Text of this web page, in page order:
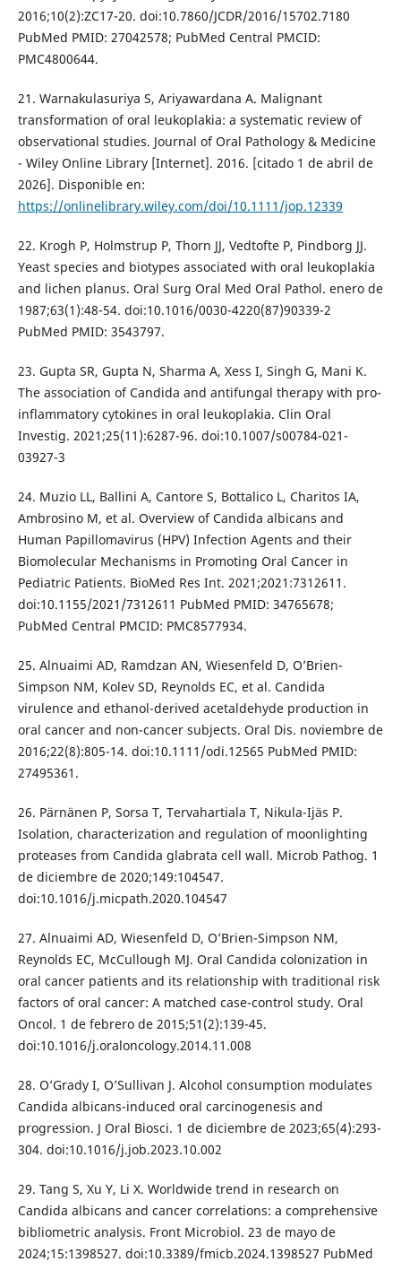
2016;10(2):ZC17-20. doi:10.7860/JCDR/2016/15702.7180
PubMed PMID: 27042578; PubMed Central PMCID:
PMC4800644.
21. Warnakulasuriya S, Ariyawardana A. Malignant
transformation of oral leukoplakia: a systematic review of
observational studies. Journal of Oral Pathology & Medicine
- Wiley Online Library [Internet]. 2016. [citado 1 de abril de
2026]. Disponible en:
https://onlinelibrary.wiley.com/doi/10.1111/jop.12339
22. Krogh P, Holmstrup P, Thorn JJ, Vedtofte P, Pindborg JJ.
Yeast species and biotypes associated with oral leukoplakia
and lichen planus. Oral Surg Oral Med Oral Pathol. enero de
1987;63(1):48-54. doi:10.1016/0030-4220(87)90339-2
PubMed PMID: 3543797.
23. Gupta SR, Gupta N, Sharma A, Xess I, Singh G, Mani K.
The association of Candida and antifungal therapy with pro-
inflammatory cytokines in oral leukoplakia. Clin Oral
Investig. 2021;25(11):6287-96. doi:10.1007/s00784-021-
03927-3
24. Muzio LL, Ballini A, Cantore S, Bottalico L, Charitos IA,
Ambrosino M, et al. Overview of Candida albicans and
Human Papillomavirus (HPV) Infection Agents and their
Biomolecular Mechanisms in Promoting Oral Cancer in
Pediatric Patients. BioMed Res Int. 2021;2021:7312611.
doi:10.1155/2021/7312611 PubMed PMID: 34765678;
PubMed Central PMCID: PMC8577934.
25. Alnuaimi AD, Ramdzan AN, Wiesenfeld D, O’Brien-
Simpson NM, Kolev SD, Reynolds EC, et al. Candida
virulence and ethanol-derived acetaldehyde production in
oral cancer and non-cancer subjects. Oral Dis. noviembre de
2016;22(8):805-14. doi:10.1111/odi.12565 PubMed PMID:
27495361.
26. Pärnänen P, Sorsa T, Tervahartiala T, Nikula-Ijäs P.
Isolation, characterization and regulation of moonlighting
proteases from Candida glabrata cell wall. Microb Pathog. 1
de diciembre de 2020;149:104547.
doi:10.1016/j.micpath.2020.104547
27. Alnuaimi AD, Wiesenfeld D, O’Brien-Simpson NM,
Reynolds EC, McCullough MJ. Oral Candida colonization in
oral cancer patients and its relationship with traditional risk
factors of oral cancer: A matched case-control study. Oral
Oncol. 1 de febrero de 2015;51(2):139-45.
doi:10.1016/j.oraloncology.2014.11.008
28. O’Grady I, O’Sullivan J. Alcohol consumption modulates
Candida albicans-induced oral carcinogenesis and
progression. J Oral Biosci. 1 de diciembre de 2023;65(4):293-
304. doi:10.1016/j.job.2023.10.002
29. Tang S, Xu Y, Li X. Worldwide trend in research on
Candida albicans and cancer correlations: a comprehensive
bibliometric analysis. Front Microbiol. 23 de mayo de
2024;15:1398527. doi:10.3389/fmicb.2024.1398527 PubMed